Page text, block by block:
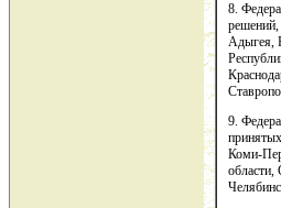
8.
Адыгея,
9.
Коми-
области,